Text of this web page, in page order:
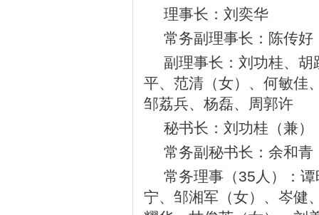
理事长：刘奕华
常务副理事长：陈传好
副理事长：刘功桂、
平、范清（女）、何敏佳
邹荔兵、杨磊、周郭许
秘书长：刘功桂（兼）
常务副秘书长：余和青
常务理事（35人）：
宁、邹湘军（女）、岑健